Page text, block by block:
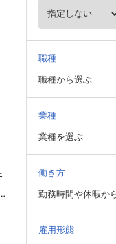
職種
職種から選ぶ
業種
業種を選ぶ
働き方
勤務時間や休暇か
雇用形態